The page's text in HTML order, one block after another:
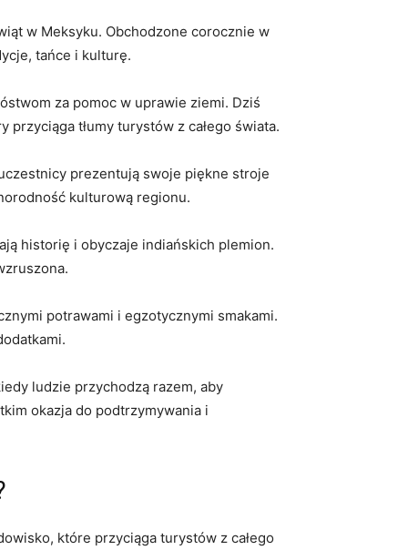
w Meksyku. Obchodzone corocznie w
tańce i kulturę.
za pomoc w ‍uprawie ziemi. Dziś‍
tłumy ⁢turystów z całego⁤ świata.
prezentują swoje piękne stroje
kulturową regionu.
historię i obyczaje indiańskich plemion.
potrawami i egzotycznymi smakami.
ludzie przychodzą razem, aby⁢
‍okazja do podtrzymywania i
które przyciąga turystów z całego